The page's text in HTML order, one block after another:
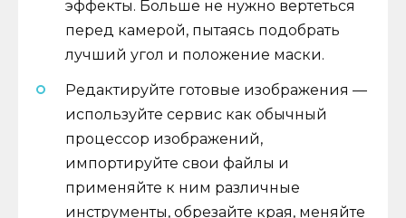
эффекты. Больше не нужно вертеться
перед камерой, пытаясь подобрать
лучший угол и положение маски.
Редактируйте готовые изображения —
используйте сервис как обычный
процессор изображений,
импортируйте свои файлы и
применяйте к ним различные
инструменты, обрезайте края, меняйте